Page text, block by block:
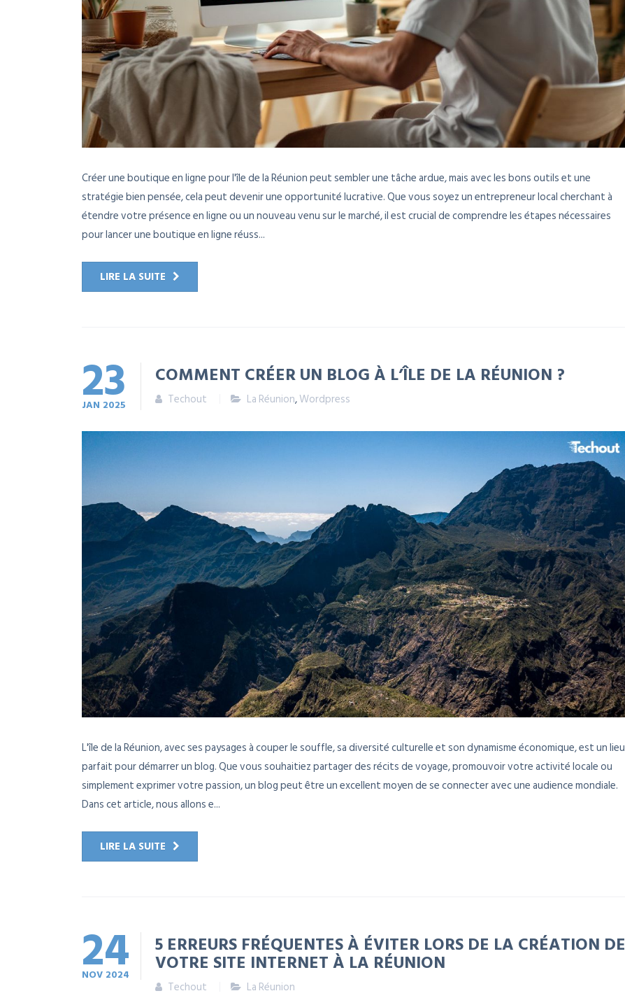
Créer une boutique en ligne pour l'île de la Réunion peut sembler une tâche ardue, mais avec les bons outils et une
stratégie bien pensée, cela peut devenir une opportunité lucrative. Que vous soyez un entrepreneur local cherchant à
étendre votre présence en ligne ou un nouveau venu sur le marché, il est crucial de comprendre les étapes nécessaires
pour lancer une boutique en ligne réuss...
LIRE LA SUITE
23
JAN 2025
COMMENT CRÉER UN BLOG À L’ÎLE DE LA RÉUNION ?
Techout La Réunion,Wordpress
L'île de la Réunion, avec ses paysages à couper le souffle, sa diversité culturelle et son dynamisme économique, est un lieu
parfait pour démarrer un blog. Que vous souhaitiez partager des récits de voyage, promouvoir votre activité locale ou
simplement exprimer votre passion, un blog peut être un excellent moyen de se connecter avec une audience mondiale.
Dans cet article, nous allons e...
LIRE LA SUITE
24
NOV 2024
5 ERREURS FRÉQUENTES À ÉVITER LORS DE LA CRÉATION DE
VOTRE SITE INTERNET À LA RÉUNION
Techout La Réunion